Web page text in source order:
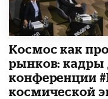
Космос как
рынков: кадры
конференции
космической